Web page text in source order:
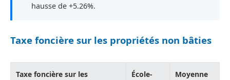
hausse de +5.26%.
Taxe foncière sur les propriétés non bâties
Taxe foncière sur les
École-
Moyenne